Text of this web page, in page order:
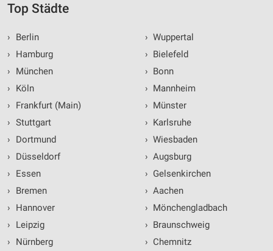
Top Städte
›
Berlin
›
Hamburg
›
München
›
Köln
›
Frankfurt (Main)
› Stuttgart
›
Dortmund
›
Düsseldorf
›
Essen
›
Bremen
›
Hannover
›
Leipzig
›
Nürnberg
› Wuppertal
› Bielefeld
› Bonn
› Mannheim
› Münster
› Karlsruhe
› Wiesbaden
› Augsburg
› Gelsenkirchen
› Aachen
› Mönchengladbach
› Braunschweig
› Chemnitz